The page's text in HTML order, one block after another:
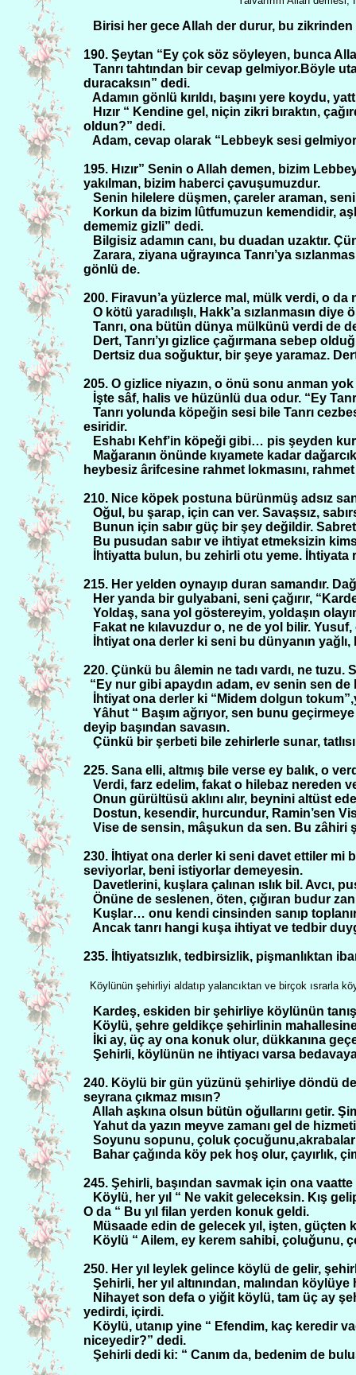
Birisi her gece Allah der durur, bu zikrinden
190. Şeytan “Ey çok söz söyleyen, bunca
Tanrı tahtından bir cevap gelmiyor.Böyle
duracaksın” dedi.
Adamın gönlü kırıldı, başını yere koydu,
Hızır “ Kendine gel, niçin zikri bıraktın,
oldun?” dedi.
Adam, cevap olarak “Lebbeyk sesi
195. Hızır” Senin o Allah demen, bizim
yakılman, bizim haberci çavuşumuzdur.
Senin hilelere düşmen, çareler araman,
Korkun da bizim lûtfumuzun kemendidir,
dememiz gizli” dedi.
Bilgisiz adamın canı, bu duadan uzaktır.
Zarara, ziyana uğrayınca Tanrı’ya
gönlü de.
200. Firavun’a yüzlerce mal, mülk verdi, o
O kötü yaradılışlı, Hakk’a sızlanmasın
Tanrı, ona bütün dünya mülkünü verdi de
Dert, Tanrı’yı gizlice çağırmana sebep
Dertsiz dua soğuktur, bir şeye yaramaz.
205. O gizlice niyazın, o önü sonu anman
İşte sâf, halis ve hüzünlü dua odur. “Ey
Tanrı yolunda köpeğin sesi bile Tanrı
esiridir.
Eshabı Kehf’in köpeği gibi… pis şeyden
Mağaranın önünde kıyamete kadar
heybesiz ârifcesine rahmet lokmasını,
210. Nice köpek postuna bürünmüş adsız
Oğul, bu şarap, için can ver. Savaşsız,
Bunun için sabır güç bir şey değildir. Sabret,
Bu pusudan sabır ve ihtiyat etmeksizin
İhtiyatta bulun, bu zehirli otu yeme.
215. Her yelden oynayıp duran samandır.
Her yanda bir gulyabani, seni çağırır,
Yoldaş, sana yol göstereyim, yoldaşın
Fakat ne kılavuzdur o, ne de yol bilir.
İhtiyat ona derler ki seni bu dünyanın
220. Çünkü bu âlemin ne tadı vardı, ne tuzu.
“Ey nur gibi apaydın adam, ev senin sen de
İhtiyat ona derler ki “Midem dolgun
Yâhut “ Başım ağrıyor, sen bunu
deyip başından savasın.
Çünkü bir şerbeti bile zehirlerle sunar,
225. Sana elli, altmış bile verse ey balık, o
Verdi, farz edelim, fakat o hilebaz nereden
Onun gürültüsü aklını alır, beynini altüst
Dostun, kesendir, hurcundur, Ramin’sen
Vise de sensin, mâşukun da sen. Bu zâhiri
230. İhtiyat ona derler ki seni davet ettiler mi
seviyorlar, beni istiyorlar demeyesin.
Davetlerini, kuşlara çalınan ıslık bil. Avcı,
Önüne de seslenen, öten, çığıran budur
Kuşlar… onu kendi cinsinden sanıp
Ancak tanrı hangi kuşa ihtiyat ve tedbir
235. İhtiyatsızlık, tedbirsizlik, pişmanlıktan
Köylünün şehirliyi aldatıp yalancıktan ve birçok ısrarla
Kardeş, eskiden bir şehirliye köylünün
Köylü, şehre geldikçe şehirlinin
İki ay, üç ay ona konuk olur, dükkanına
Şehirli, köylünün ne ihtiyacı varsa
240. Köylü bir gün yüzünü şehirliye döndü
seyrana çıkmaz mısın?
Allah aşkına olsun bütün oğullarını getir.
Yahut da yazın meyve zamanı gel de
Soyunu sopunu, çoluk
Bahar çağında köy pek hoş olur, çayırlık,
245. Şehirli, başından savmak için ona
Köylü, her yıl “ Ne vakit geleceksin. Kış
O da “ Bu yıl filan yerden konuk geldi.
Müsaade edin de gelecek yıl, işten, güçten
Köylü “ Ailem, ey kerem sahibi, çoluğunu,
250. Her yıl leylek gelince köylü de gelir,
Şehirli, her yıl altınından, malından
Nihayet son defa o yiğit köylü, tam üç ay
yedirdi, içirdi.
Köylü, utanıp yine “ Efendim, kaç keredir
niceyedir?” dedi.
Şehirli dedi ki: “ Canım da, bedenim de